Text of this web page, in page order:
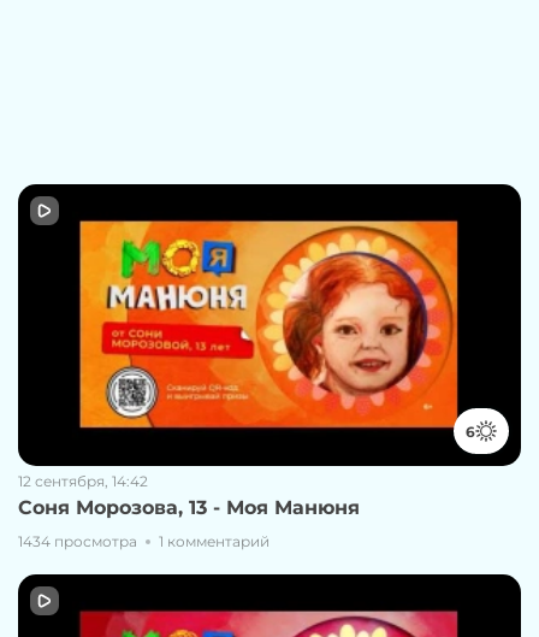
6
12 сентября, 14:42
Соня Морозова, 13 - Моя Манюня
1434 просмотра 1 комментарий